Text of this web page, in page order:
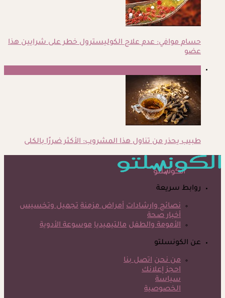
حسام موافي: عدم علاج الكوليسترول خطر على شرايين هذا
عضو
طبيب يحذر من تناول هذا المشروب: الأكثر ضررًا بالكلى
روابط سريعة
نصائح وارشادات أمراض مزمنة تجميل وتخسيس
أخبار صحة
الأمومة والطفل مالتيميديا موسوعة الأدوية
عن الكونسلتو
من نحن اتصل بنا
احجز إعلانك
سياسة
الخصوصية